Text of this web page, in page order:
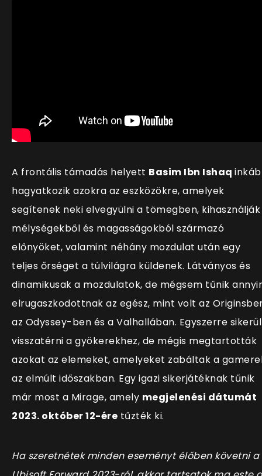
A frontális támadás helyett Basim Ibn Ishaq
hagyatkozik azokra az eszközökre, amelyek
segítenek neki elvegyülni a tömegben,
mélységekből és magasságokból származó
előnyöket, valamint néhány mozdulat után egy
teljes őrséget a túlvilágra küldenek. Látványos és
dinamikusak a mozdulatok, de mégsem tűnik
elrugaszkodottnak az egész, mint volt az
az Odyssey-ben és a Valhallában. Egyszerre
visszatérni a gyökerekhez, de mégis megtartották
azokat az elemeket, amelyeket zabáltak a
az elmúlt időszakban. Egy igazi sikerjátéknak tűnik
már most a Mirage, amely megjelenési dátumát
2023. október 12-ére tűzték ki.
Ha szeretnétek minden eseményt élőben követni a